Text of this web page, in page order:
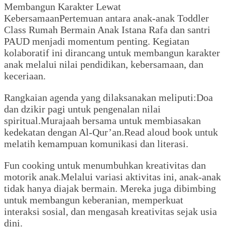
Membangun Karakter Lewat
KebersamaanPertemuan antara anak-anak Toddler
Class Rumah Bermain Anak Istana Rafa dan santri
PAUD menjadi momentum penting. Kegiatan
kolaboratif ini dirancang untuk membangun karakter
anak melalui nilai pendidikan, kebersamaan, dan
keceriaan.
Rangkaian agenda yang dilaksanakan meliputi:Doa
dan dzikir pagi untuk pengenalan nilai
spiritual.Murajaah bersama untuk membiasakan
kedekatan dengan Al-Qur’an.Read aloud book untuk
melatih kemampuan komunikasi dan literasi.
Fun cooking untuk menumbuhkan kreativitas dan
motorik anak.Melalui variasi aktivitas ini, anak-anak
tidak hanya diajak bermain. Mereka juga dibimbing
untuk membangun keberanian, memperkuat
interaksi sosial, dan mengasah kreativitas sejak usia
dini.